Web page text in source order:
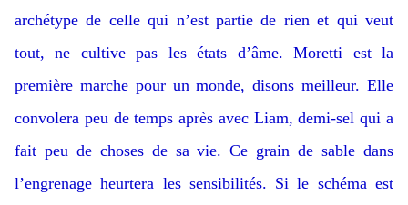
archétype de celle qui n’est partie de rien et qui veut
tout, ne cultive pas les états d’âme. Moretti est la
première marche pour un monde, disons meilleur. Elle
convolera peu de temps après avec Liam, demi-sel qui a
fait peu de choses de sa vie. Ce grain de sable dans
l’engrenage heurtera les sensibilités. Si le schéma est